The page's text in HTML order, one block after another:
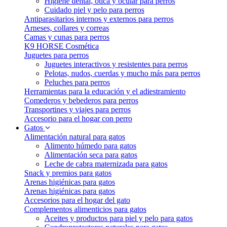
Cuidado piel y pelo para perros
Antiparasitarios internos y externos para perros
Arneses, collares y correas
Camas y cunas para perros
K9 HORSE Cosmética
Juguetes para perros
Juguetes interactivos y resistentes para perros
Pelotas, nudos, cuerdas y mucho más para perros
Peluches para perros
Herramientas para la educación y el adiestramiento
Comederos y bebederos para perros
Transportines y viajes para perros
Accesorio para el hogar con perro
Gatos
Alimentación natural para gatos
Alimento húmedo para gatos
Alimentación seca para gatos
Leche de cabra maternizada para gatos
Snack y premios para gatos
Arenas higiénicas para gatos
Arenas higiénicas para gatos
Accesorios para el hogar del gato
Complementos alimenticios para gatos
Aceites y productos para piel y pelo para gatos